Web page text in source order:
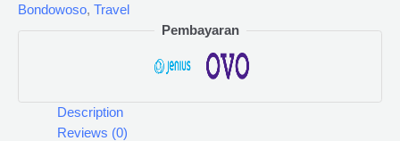
Bondowoso, Travel
Pembayaran
Description
Reviews (0)